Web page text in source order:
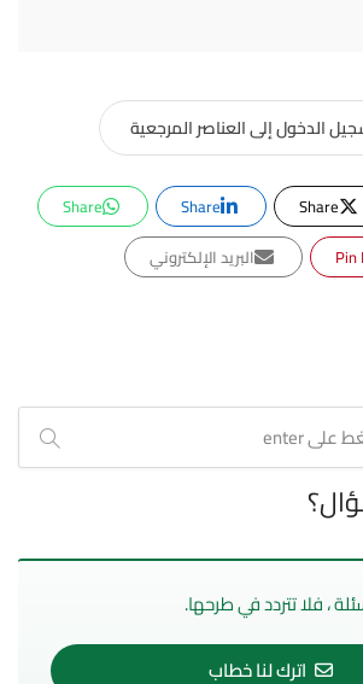
الدخول إلى العناصر المرجعية
Share
Share
Share
البريد الإلكتروني
، فلا تتردد في طرحها.
اترك لنا خطاب